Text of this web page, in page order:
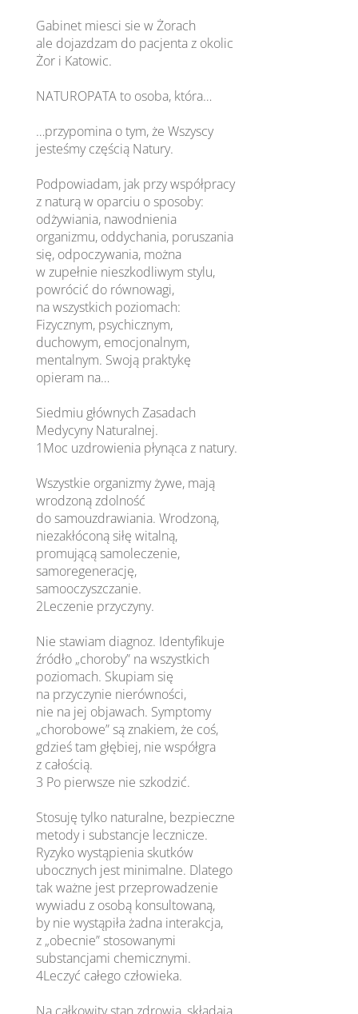
Gabinet miesci sie w Żorach
ale dojazdzam do pacjenta z okolic
Żor i Katowic.
NATUROPATA to osoba, która…
…przypomina o tym, że Wszyscy
jesteśmy częścią Natury.
Podpowiadam, jak przy współpracy
z naturą w oparciu o sposoby:
odżywiania, nawodnienia
organizmu, oddychania, poruszania
się, odpoczywania, można
w zupełnie nieszkodliwym stylu,
powrócić do równowagi,
na wszystkich poziomach:
Fizycznym, psychicznym,
duchowym, emocjonalnym,
mentalnym. Swoją praktykę
opieram na…
Siedmiu głównych Zasadach
Medycyny Naturalnej.
1Moc uzdrowienia płynąca z natury.
Wszystkie organizmy żywe, mają
wrodzoną zdolność
do samouzdrawiania. Wrodzoną,
niezakłóconą siłę witalną,
promującą samoleczenie,
samoregenerację,
samooczyszczanie.
2Leczenie przyczyny.
Nie stawiam diagnoz. Identyfikuje
źródło „choroby” na wszystkich
poziomach. Skupiam się
na przyczynie nierówności,
nie na jej objawach. Symptomy
„chorobowe” są znakiem, że coś,
gdzieś tam głębiej, nie współgra
z całością.
3 Po pierwsze nie szkodzić.
Stosuję tylko naturalne, bezpieczne
metody i substancje lecznicze.
Ryzyko wystąpienia skutków
ubocznych jest minimalne. Dlatego
tak ważne jest przeprowadzenie
wywiadu z osobą konsultowaną,
by nie wystąpiła żadna interakcja,
z „obecnie” stosowanymi
substancjami chemicznymi.
4Leczyć całego człowieka.